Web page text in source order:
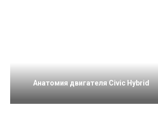
Анатомия двигателя Civic Hybrid